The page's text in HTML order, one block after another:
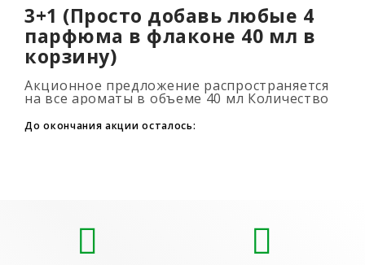
3+1 (Просто добавь любые 4
парфюма в флаконе 40 мл в
корзину)
Акционное предложение распространяется
на все ароматы в объеме 40 мл Количество
9+3) Для того, что бы воспользовать..
До окончания акции осталось: